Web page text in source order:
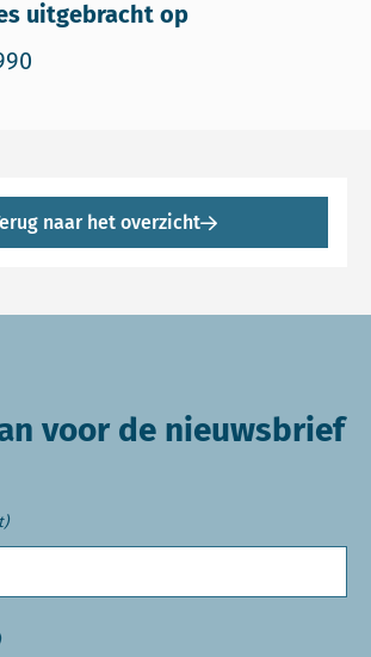
uitgebracht op
naar het overzicht
voor de nieuwsbrief